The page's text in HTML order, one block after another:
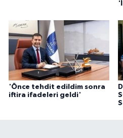
'Önce tehdit edildim sonra
iftira ifadeleri geldi'